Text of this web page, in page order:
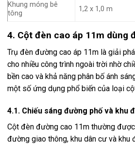
Khung móng bê
tông
1,2 x 1,0 m
4. Cột đèn cao áp 11m dùng
Trụ đèn đường cao áp 11m là giải
cho nhiều công trình ngoài trời nhờ
bền cao và khả năng phân bố ánh
một số ứng dụng phổ biến của loại
4.1. Chiếu sáng đường phố và khu
Cột đèn đường cao 11m thường
đường giao thông, khu dân cư và khu